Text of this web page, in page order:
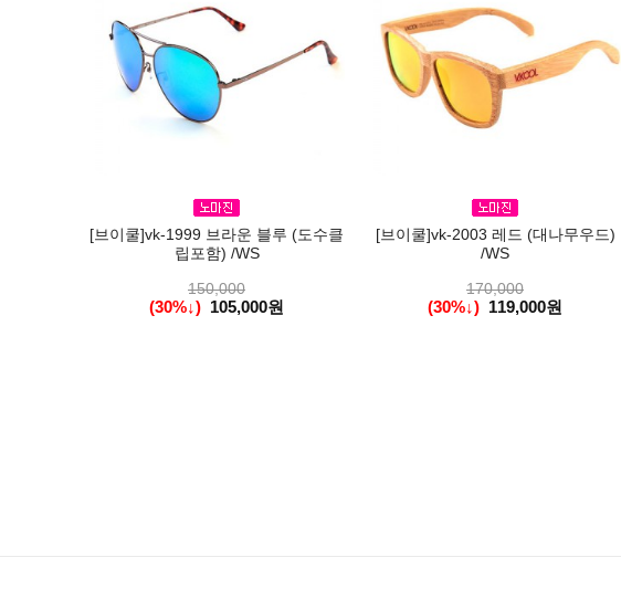
[브이쿨]vk-1999 브라운 블루 (도수클
립포함) /WS
150,000
(30%↓) 105,000원
[브이쿨]vk-2003 레드 (대나무우드)
/WS
170,000
(30%↓) 119,000원